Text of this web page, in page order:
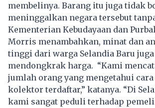
membelinya. Barang itu juga tidak
meninggalkan negara tersebut
Kementerian Kebudayaan dan
Morris menambahkan, minat dan
tinggi dari warga Selandia Baru
mendongkrak harga. “Kami
jumlah orang yang mengetahui
kolektor terdaftar,” katanya. “Di
kami sangat peduli terhadap